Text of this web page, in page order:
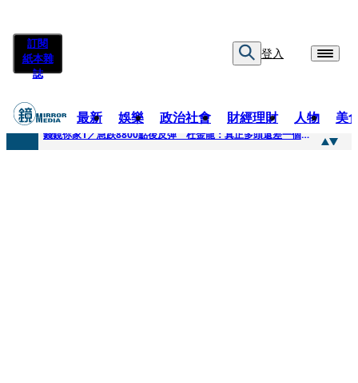
訂閱
紙本雜
誌
登入
最新 娛樂 政治社會 財經理財 人物 美
快訊
錢鏡你家1／急跌8800點後反彈 杜金龍：真正多頭還差一個訊號